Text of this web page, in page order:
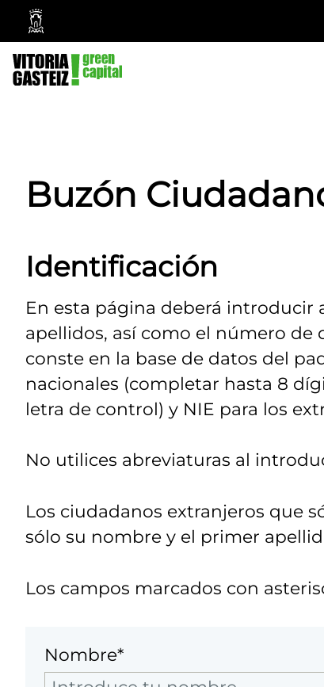
Ayuntamiento
Vitoria-
Gasteiz
Buzón
Identificación
En esta página deberá introducir
apellidos, así como el número
conste en la base de datos del
nacionales (completar hasta 8
letra de control) y NIE para los
No utilices abreviaturas al
Los ciudadanos extranjeros que
sólo su nombre y el primer
Los campos marcados con
Nombre*